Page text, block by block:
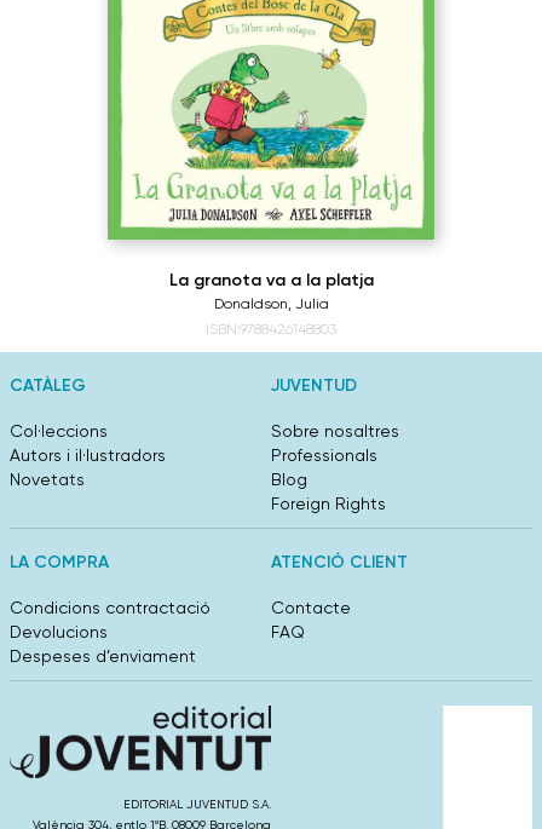
La granota va a la platja
Donaldson, Julia
ISBN:9788426148803
CATÀLEG
Col·leccions
Autors i il·lustradors
Novetats
JUVENTUD
Sobre nosaltres
Professionals
Blog
Foreign Rights
LA COMPRA
Condicions contractació
Devolucions
Despeses d’enviament
ATENCIÓ CLIENT
Contacte
FAQ
EDITORIAL JUVENTUD S.A.
València 304, entlo 1ºB. 08009 Barcelona